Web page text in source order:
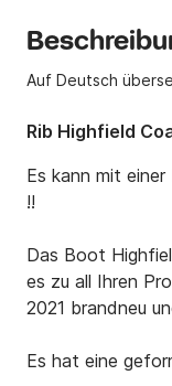
Auf Deutsch
Rib Highfield
Es kann mit
!!
Das Boot
es zu all Ihren
2021 brandneu
Es hat eine